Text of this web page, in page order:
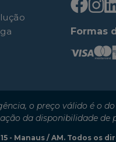
L6
L6
L6
L6
Formas
o preço válido é o
da disponibilidade de
- Manaus / AM. Todos os